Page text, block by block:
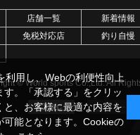
店舗一覧 新着情報
免税対応店 釣り自慢
© World sports Co.,Ltd. All
利用し、Webの利便性向上
す。「承認する」をクリッ
と、お客様に最適な内容を
可能となります。Cookieの